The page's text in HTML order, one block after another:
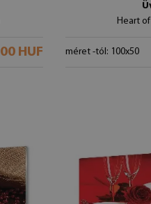
HUF
Heart
méret -tól: 100x50